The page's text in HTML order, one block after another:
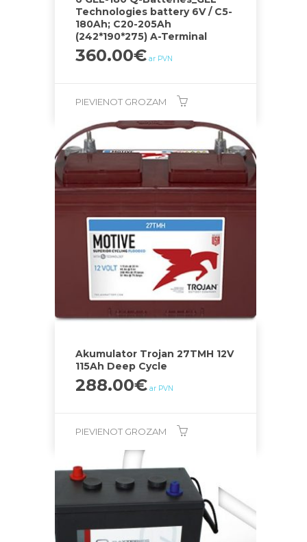
Technologies battery 6V / C5-
180Ah; C20-205Ah
(242*190*275) A-Terminal
360.00€ ar PVN
PIEVIENOT GROZAM
Akumulator Trojan 27TMH 12V
115Ah Deep Cycle
288.00€ ar PVN
PIEVIENOT GROZAM